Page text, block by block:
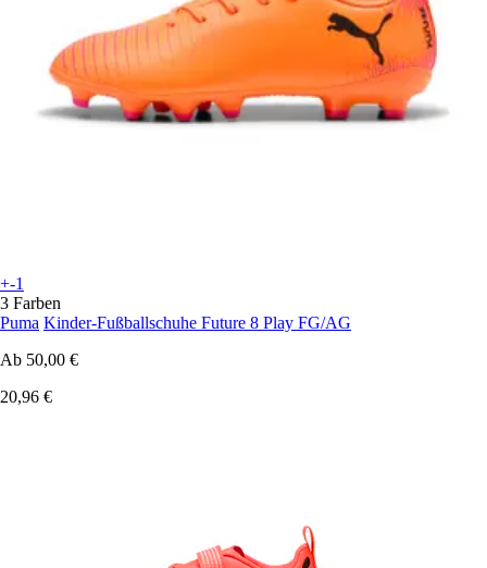
+-1
3 Farben
Puma Kinder-Fußballschuhe Future 8 Play FG/AG
Ab 50,00 €
20,96 €